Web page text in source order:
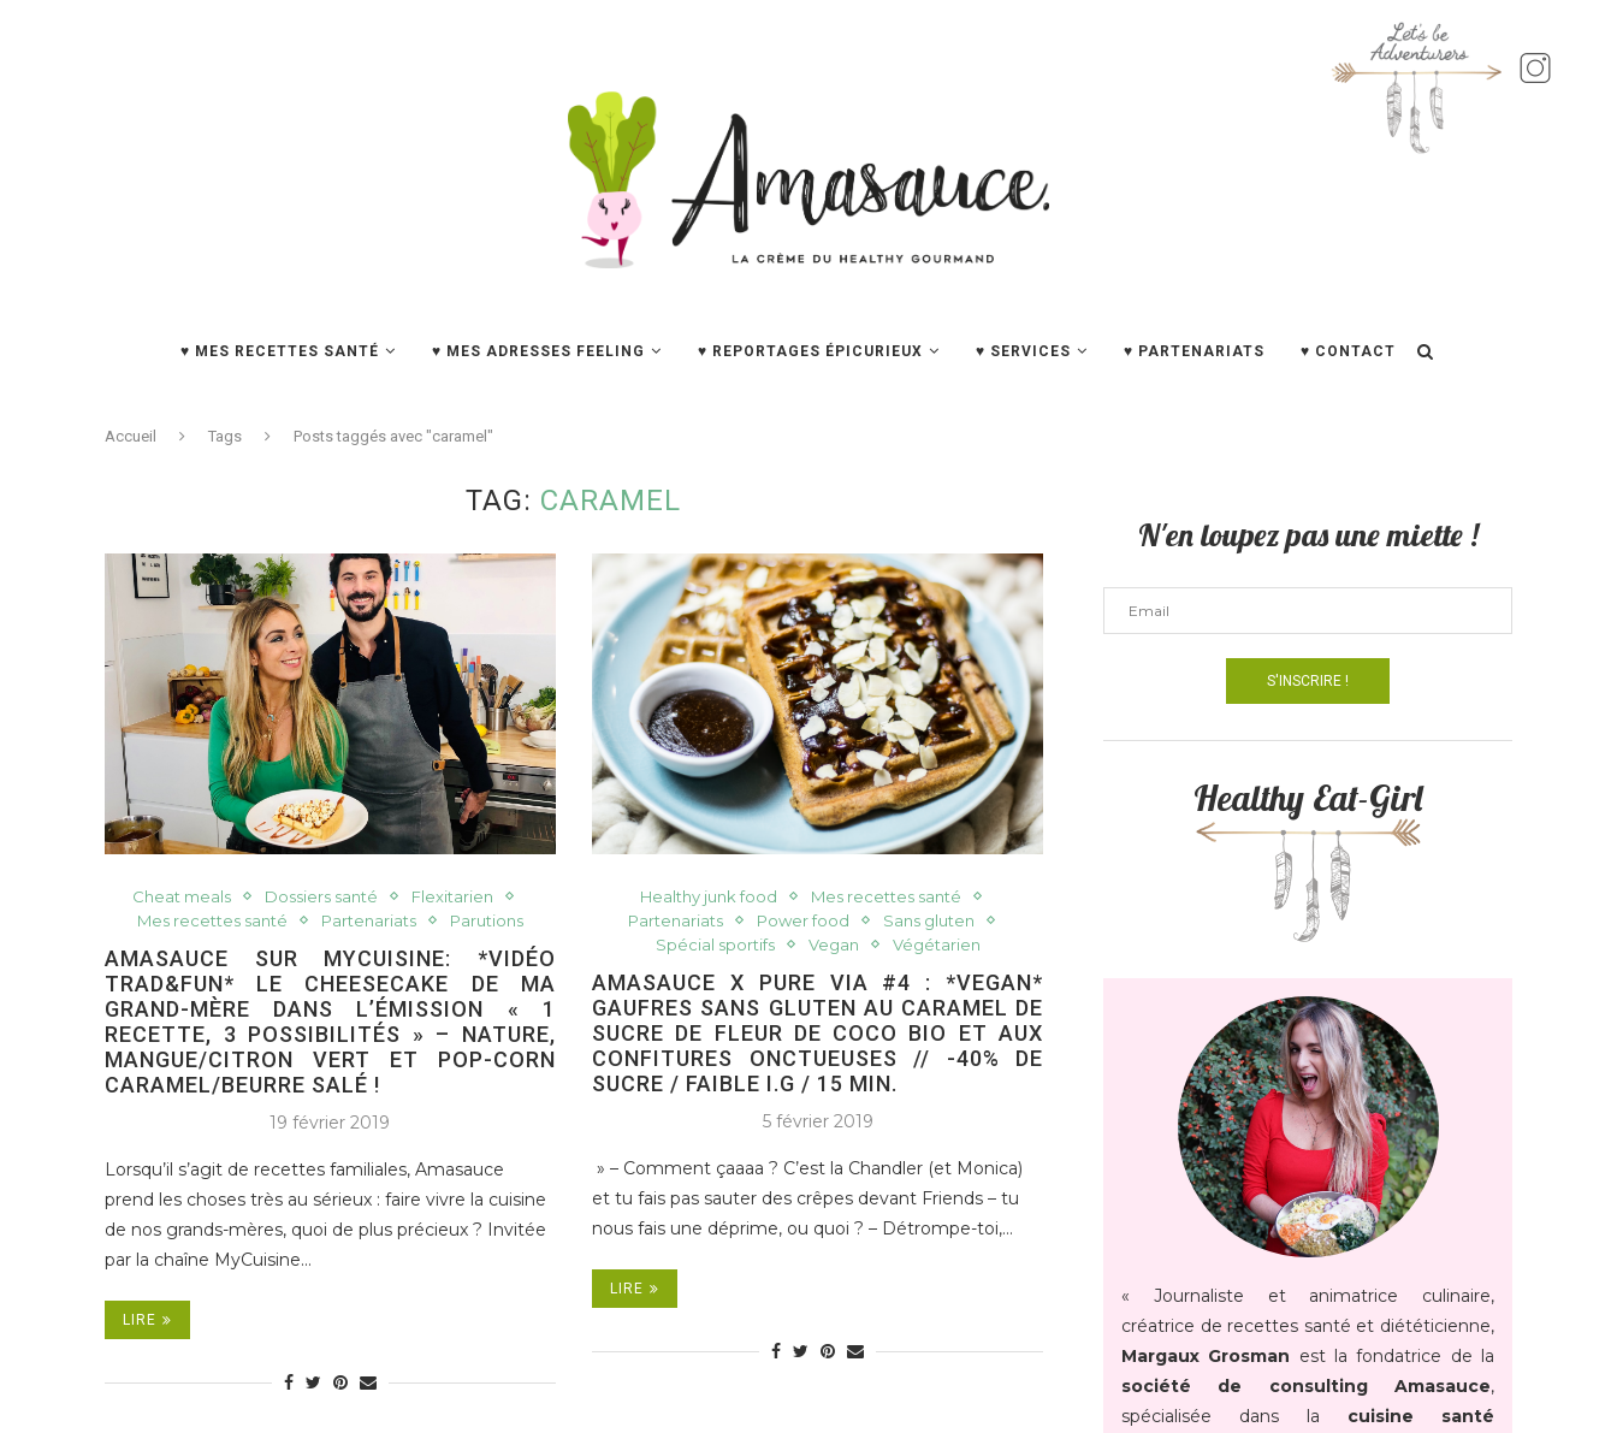
♥ MES RECETTES SANTÉ ♥ MES ADRESSES FEELING ♥ REPORTAGES ÉPICURIEUX ♥ SERVICES ♥ PARTENARIATS ♥ CONTACT
Accueil Tags Posts taggés avec "caramel"
TAG: CARAMEL
Cheat meals Dossiers santé
Flexitarien
Mes recettes santé
Partenariats Parutions
AMASAUCE SUR MYCUISINE: *VIDÉO
TRAD&FUN* LE CHEESECAKE DE MA
GRAND-MÈRE DANS L’ÉMISSION « 1
RECETTE, 3 POSSIBILITÉS » – NATURE,
MANGUE/CITRON VERT ET POP-CORN
CARAMEL/BEURRE SALÉ !
19 février 2019
Lorsqu’il s’agit de recettes familiales, Amasauce
prend les choses très au sérieux : faire vivre la cuisine
de nos grands-mères, quoi de plus précieux ? Invitée
par la chaîne MyCuisine…
LIRE
Healthy junk food
Mes recettes santé
Partenariats
Power food
Sans gluten
Spécial sportifs
Vegan Végétarien
AMASAUCE X PURE VIA #4 : *VEGAN*
GAUFRES SANS GLUTEN AU CARAMEL DE
SUCRE DE FLEUR DE COCO BIO ET AUX
CONFITURES ONCTUEUSES // -40% DE
SUCRE / FAIBLE I.G / 15 MIN.
5 février 2019
» – Comment çaaaa ? C’est la Chandler (et Monica)
et tu fais pas sauter des crêpes devant Friends – tu
nous fais une déprime, ou quoi ? – Détrompe-toi,…
LIRE
N'en loupez pas une miette !
Healthy Eat-Girl
« Journaliste et animatrice culinaire,
créatrice de recettes santé et diététicienne,
Margaux Grosman est la fondatrice de la
société de consulting Amasauce,
spécialisée dans la cuisine santé